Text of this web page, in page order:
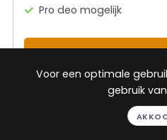
Pro deo mogelijk
BEKIJK
Voor een optimale
gebruik